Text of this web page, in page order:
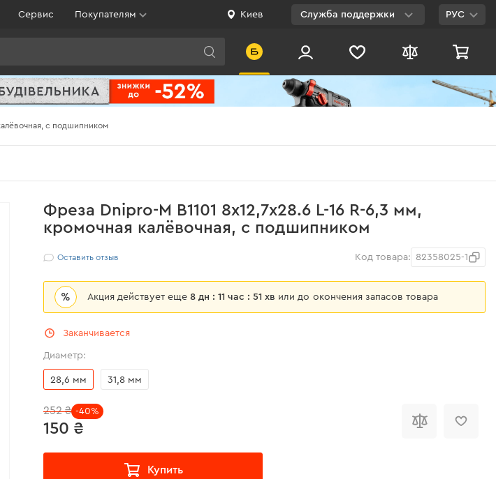
Сервис Покупателям Киев Служба поддержки
0 800 200 500
Бесплатно по
Украине
РУС
с подшипником
Фреза Dnipro-M В1101 8x12,7х28.6 L-16 R-6,3 мм,
кромочная калёвочная, с подшипником
Оставить отзыв Код товара: 82358025-1
% Акция действует еще8 дн : 11 час : 51 хв или до окончения запасов товара
Заканчивается
Диаметр:
28,6 мм 31,8 мм
150 ₴
252 ₴ -40%
Купить